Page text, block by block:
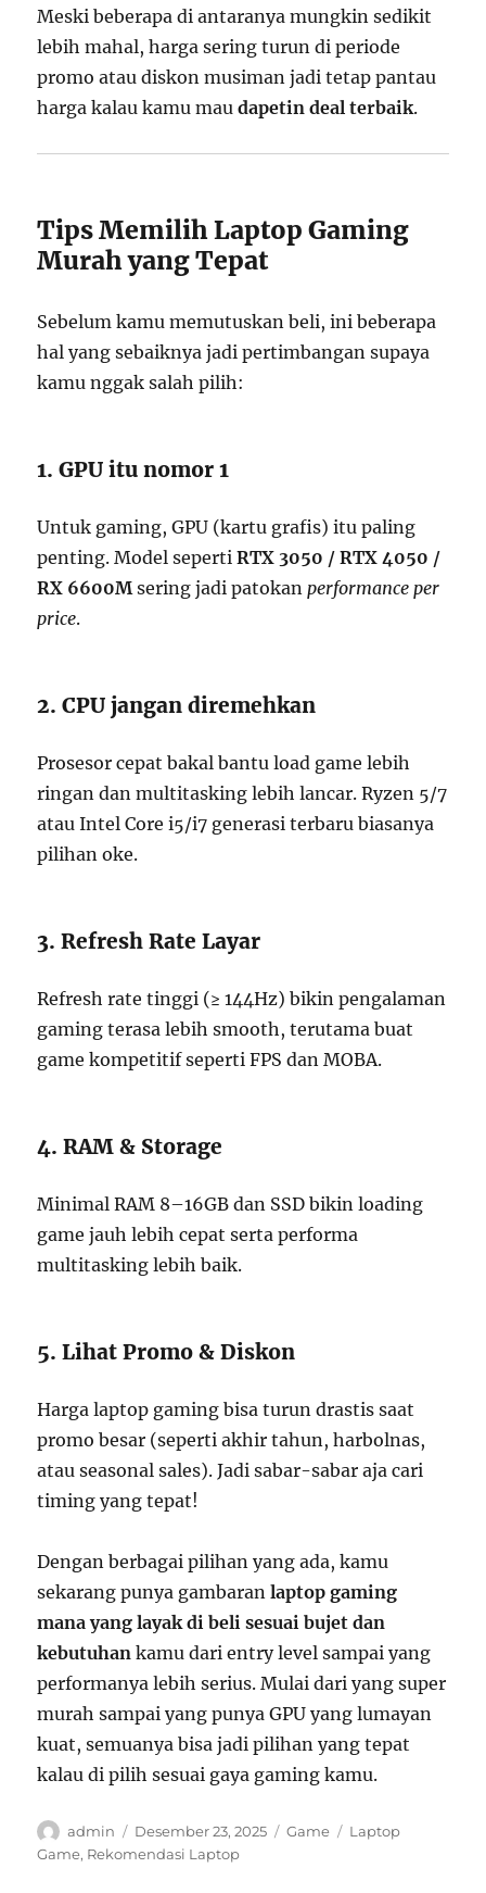
Meski beberapa di antaranya mungkin sedikit
lebih mahal, harga sering turun di periode
promo atau diskon musiman jadi tetap pantau
harga kalau kamu maudapetin deal terbaik.
Tips Memilih Laptop Gaming
Murah yang Tepat
Sebelum kamu memutuskan beli, ini beberapa
hal yang sebaiknya jadi pertimbangan supaya
kamu nggak salah pilih:
1. GPU itu nomor 1
Untuk gaming, GPU (kartu grafis) itu paling
penting. Model sepertiRTX 3050 / RTX 4050 /
RX 6600Msering jadi patokanperformance per
price.
2. CPU jangan diremehkan
Prosesor cepat bakal bantu load game lebih
ringan dan multitasking lebih lancar. Ryzen 5/7
atau Intel Core i5/i7 generasi terbaru biasanya
pilihan oke.
3. Refresh Rate Layar
Refresh rate tinggi (≥ 144Hz) bikin pengalaman
gaming terasa lebih smooth, terutama buat
game kompetitif seperti FPS dan MOBA.
4. RAM & Storage
Minimal RAM 8–16GB dan SSD bikin loading
game jauh lebih cepat serta performa
multitasking lebih baik.
5. Lihat Promo & Diskon
Harga laptop gaming bisa turun drastis saat
promo besar (seperti akhir tahun, harbolnas,
atau seasonal sales). Jadi sabar-sabar aja cari
timing yang tepat!
Dengan berbagai pilihan yang ada, kamu
sekarang punya gambaranlaptop gaming
mana yang layak di beli sesuai bujet dan
kebutuhan kamu dari entry level sampai yang
performanya lebih serius. Mulai dari yang super
murah sampai yang punya GPU yang lumayan
kuat, semuanya bisa jadi pilihan yang tepat
kalau di pilih sesuai gaya gaming kamu.
Author
admin
Posted
on
Desember 23, 2025 Categories
Game Tags
Laptop
Game, Rekomendasi Laptop